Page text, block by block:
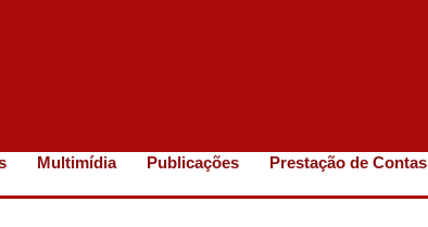
Multimídia Publicações Prestação de Contas